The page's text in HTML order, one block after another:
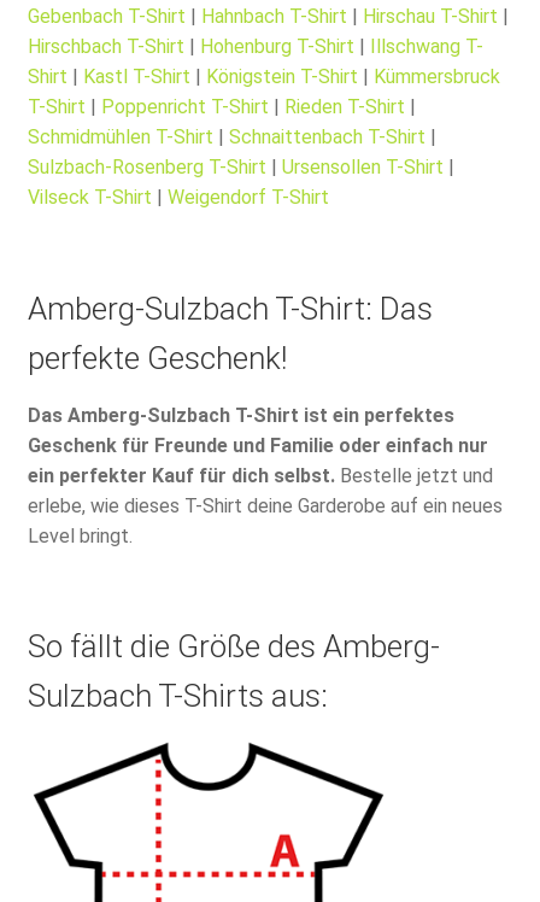
Gebenbach T-Shirt
Hahnbach T-Shirt Hirschau T-Shirt
Hirschbach T-Shirt
Hohenburg T-Shirt
Illschwang T-
Shirt
Kastl T-Shirt Königstein T-Shirt
Kümmersbruck
T-Shirt
Poppenricht T-Shirt Rieden T-Shirt
Schmidmühlen T-Shirt
Schnaittenbach T-Shirt
Sulzbach-Rosenberg T-Shirt
Ursensollen T-Shirt
Vilseck T-Shirt
Weigendorf T-Shirt
Amberg-Sulzbach T-Shirt: Das
perfekte Geschenk!
Das Amberg-Sulzbach T-Shirt ist ein perfektes
Geschenk für Freunde und Familie oder einfach nur
ein perfekter Kauf für dich selbst.Bestelle jetzt und
erlebe, wie dieses T-Shirt deine Garderobe auf ein neues
Level bringt.
So fällt die Größe des Amberg-
Sulzbach T-Shirts aus: